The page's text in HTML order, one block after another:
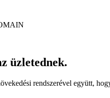
üzletednek.
rendszerével együtt,